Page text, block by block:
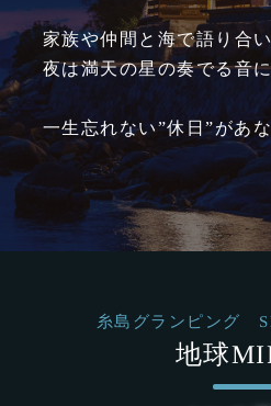
家族や仲間と海で語り合い
夜は満天の星の奏でる音
一生忘れない”休日”があ
糸島グランピング
地球